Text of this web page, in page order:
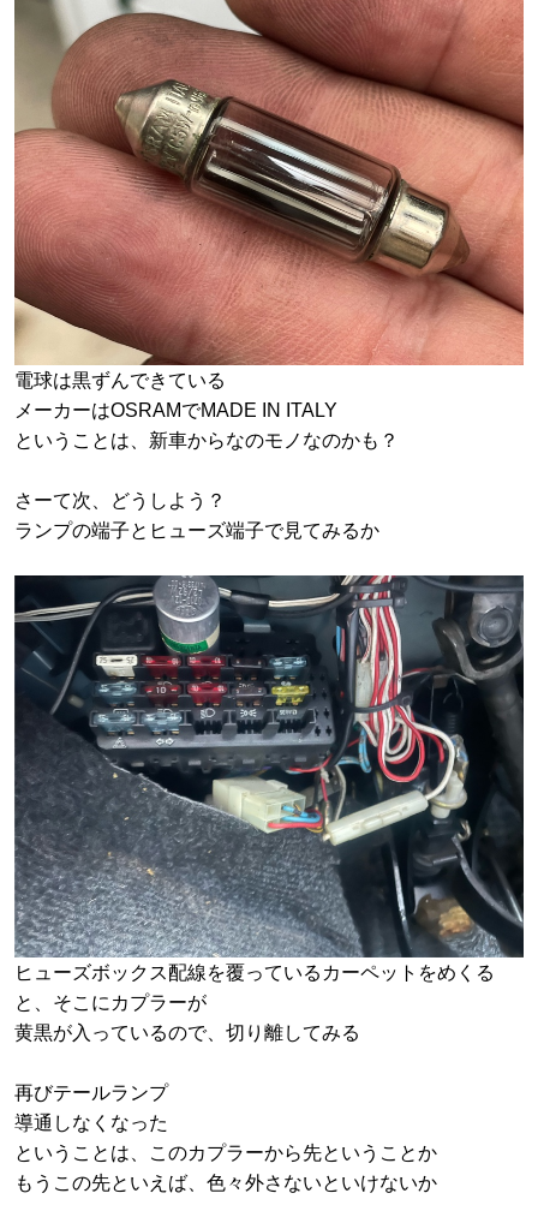
電球は黒ずんできている
メーカーはOSRAMでMADE IN ITALY
ということは、新車からなのモノなのかも？
さーて次、どうしよう？
ランプの端子とヒューズ端子で見てみるか
ヒューズボックス配線を覆っているカーペットをめくる
と、そこにカプラーが
黄黒が入っているので、切り離してみる
再びテールランプ
導通しなくなった
ということは、このカプラーから先ということか
もうこの先といえば、色々外さないといけないか